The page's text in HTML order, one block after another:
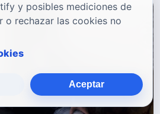
y posibles mediciones de
o rechazar las cookies no
Aceptar